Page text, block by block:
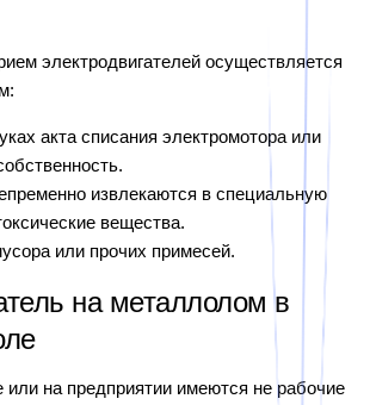
электродвигателей осуществляется
акта списания электромотора или
извлекаются в специальную
вещества.
или прочих примесей.
на металлолом в
на предприятии имеются не рабочие